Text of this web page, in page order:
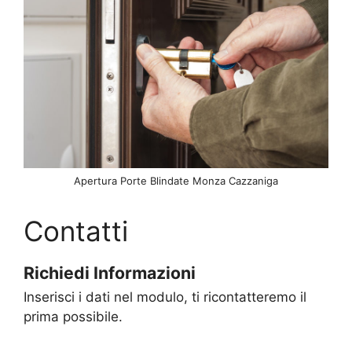
Apertura Porte Blindate Monza Cazzaniga
Contatti
Richiedi Informazioni
Inserisci i dati nel modulo, ti ricontatteremo il
prima possibile.